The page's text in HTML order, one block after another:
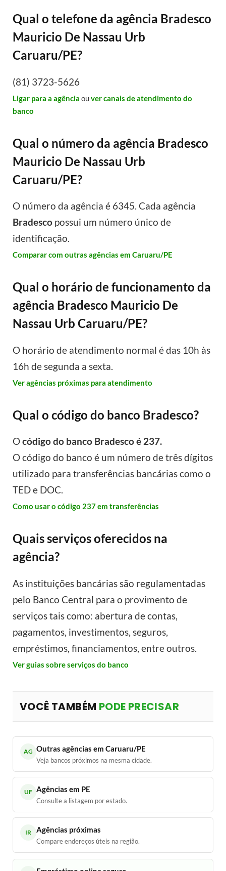
Qual o telefone da agência Bradesco
Mauricio De Nassau Urb
Caruaru/PE?
(81) 3723-5626
Ligar para a agência ouver canais de atendimento do
banco
Qual o número da agência Bradesco
Mauricio De Nassau Urb
Caruaru/PE?
O número da agência é 6345. Cada agência
Bradesco possui um número único de
identificação.
Comparar com outras agências em Caruaru/PE
Qual o horário de funcionamento da
agência Bradesco Mauricio De
Nassau Urb Caruaru/PE?
O horário de atendimento normal é das 10h às
16h de segunda a sexta.
Ver agências próximas para atendimento
Qual o código do banco Bradesco?
Ocódigo do banco Bradesco é 237.
O código do banco é um número de três dígitos
utilizado para transferências bancárias como o
TED e DOC.
Como usar o código 237 em transferências
Quais serviços oferecidos na
agência?
As instituições bancárias são regulamentadas
pelo Banco Central para o provimento de
serviços tais como: abertura de contas,
pagamentos, investimentos, seguros,
empréstimos, financiamentos, entre outros.
Ver guias sobre serviços do banco
VOCÊ TAMBÉM PODE PRECISAR
AG Outras agências em Caruaru/PE
Veja bancos próximos na mesma cidade.
UF Agências em PE
Consulte a listagem por estado.
IR Agências próximas
Compare endereços úteis na região.